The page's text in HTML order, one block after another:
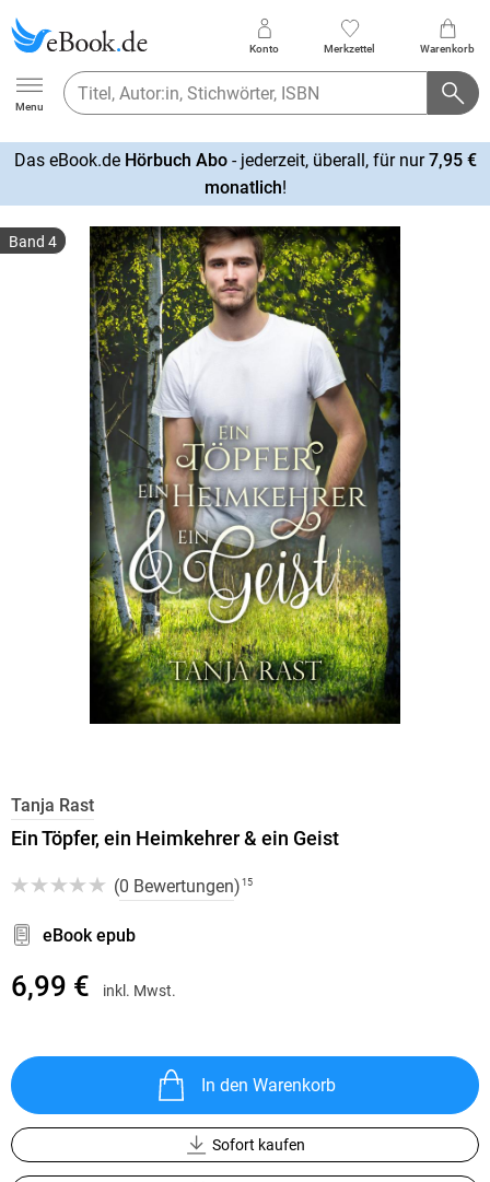
Ebook.de
Menu
Konto Merkzettel Warenkorb
Das eBook.de Hörbuch Abo- jederzeit, überall, für nur7,95 €
monatlich!
Band 4
Tanja Rast
Ein Töpfer, ein Heimkehrer & ein Geist
(0 Bewertungen) 15
eBook epub
6,99 € inkl. Mwst.
In den Warenkorb
Sofort kaufen